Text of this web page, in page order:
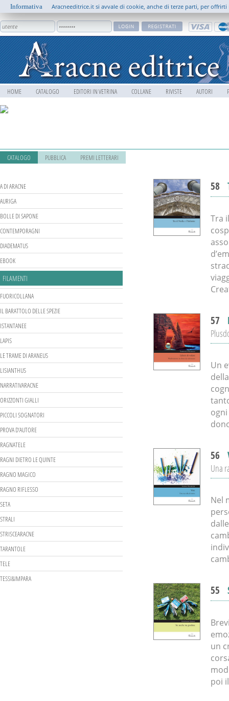
HOME CATALOGO EDITORI IN VETRINA COLLANE RIVISTE AUTORI
Informativa Aracneeditrice.it si avvale di cookie, anche di terze parti, per
CATALOGO PUBBLICA PREMI LETTERARI
A DI ARACNE
AURIGA
BOLLE DI SAPONE
CONTEMPORAGNI
DIADEMATUS
EBOOK
FILAMENTI
FUORICOLLANA
IL BARATTOLO DELLE SPEZIE
ISTANTANEE
LAPIS
LE TRAME DI ARANEUS
LISIANTHUS
NARRATIVARACNE
ORIZZONTI GIALLI
PICCOLI SOGNATORI
PROVA D’AUTORE
RAGNATELE
RAGNI DIETRO LE QUINTE
RAGNO MAGICO
RAGNO RIFLESSO
SETA
STRALI
STRISCEARACNE
TARANTOLE
TELE
TESSI&IMPARA
58
Tra
57
Un
56
Una
Nel
55
un
poi